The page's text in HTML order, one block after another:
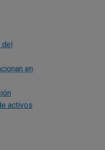
del
en
activos